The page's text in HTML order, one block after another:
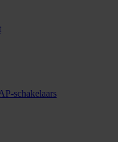
schakelaars